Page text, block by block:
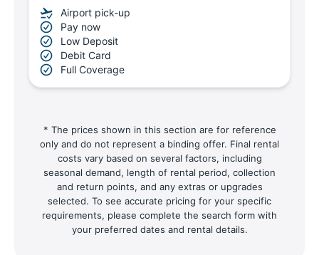
Airport pick-up
Pay now
Low Deposit
Debit Card
Full Coverage
* The prices shown in this section are for reference
only and do not represent a binding offer. Final rental
costs vary based on several factors, including
seasonal demand, length of rental period, collection
and return points, and any extras or upgrades
selected. To see accurate pricing for your specific
requirements, please complete the search form with
your preferred dates and rental details.